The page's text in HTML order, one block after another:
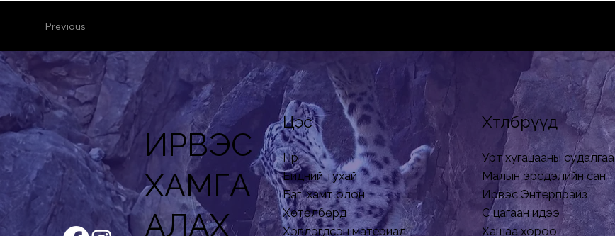
Previous
ИРВЭС
ХАМГА
АЛАХ
Цэс
Нүүр
Бидний тухай
Баг, хамт олон
Хөтөлбөрүүд
Хэвлэгдсэн материал
Хөтөлбөрүүд
Урт хугацааны судалгаа
Малын эрсдэлийн сан
Ирвэс Энтерпрайз
Сүү цагаан идээ
Хашаа хороо